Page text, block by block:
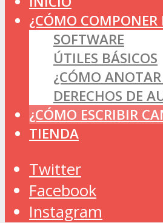
¿CÓMO COMPONER
SOFTWARE
ÚTILES BÁSICOS
¿CÓMO
DERECHOS DE
¿CÓMO ESCRIBIR
TIENDA
Twitter
Facebook
Instagram